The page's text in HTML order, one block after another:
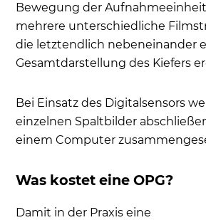
Bewegung der
mehrere unterschiedliche
die letztendlich nebeneinander
Gesamtdarstellung des Kiefers
Bei Einsatz des Digitalsensors
einzelnen Spaltbilder
einem Computer
Was kostet eine OPG?
Damit in der Praxis eine